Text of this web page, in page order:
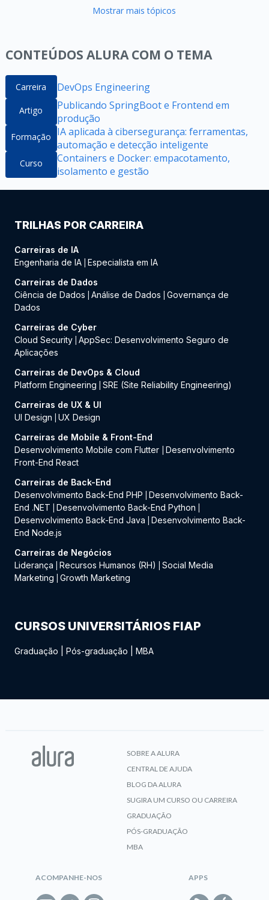
Mostrar mais tópicos
CONTEÚDOS ALURA COM O TEMA
Carreira DevOps Engineering
Artigo
Publicando SpringBoot e Frontend em
produção
Formação
IA aplicada à cibersegurança: ferramentas,
automação e detecção inteligente
Curso
Containers e Docker: empacotamento,
isolamento e gestão
TRILHAS POR CARREIRA
Carreiras de IA
Engenharia de IA Especialista em IA
Carreiras de Dados
Ciência de Dados
Análise de Dados
Governança de
Dados
Carreiras de Cyber
Cloud Security AppSec: Desenvolvimento Seguro de
Aplicações
Carreiras de DevOps & Cloud
Platform Engineering
SRE (Site Reliability Engineering)
Carreiras de UX & UI
UI Design
UX Design
Carreiras de Mobile & Front-End
Desenvolvimento Mobile com Flutter
Desenvolvimento
Front-End React
Carreiras de Back-End
Desenvolvimento Back-End PHP
Desenvolvimento Back-
End .NET
Desenvolvimento Back-End Python
Desenvolvimento Back-End Java
Desenvolvimento Back-
End Node.js
Carreiras de Negócios
Liderança
Recursos Humanos (RH)
Social Media
Marketing
Growth Marketing
CURSOS UNIVERSITÁRIOS FIAP
Graduação Pós-graduação MBA
SOBRE A ALURA
CENTRAL DE AJUDA
BLOG DA ALURA
SUGIRA UM CURSO OU CARREIRA
GRADUAÇÃO
PÓS-GRADUAÇÃO
MBA
ACOMPANHE-NOS APPS